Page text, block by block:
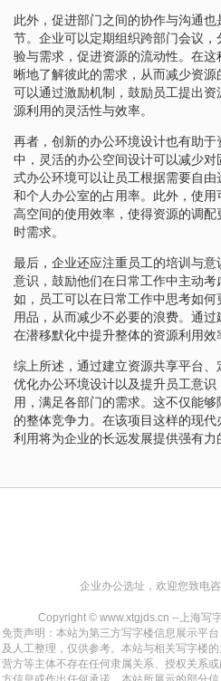
此外，促进部门之间的协作与沟通
节。企业可以定期组织跨部门会议
验与需求，促进资源的流动性。在
晰地了解彼此的需求，从而减少资
可以通过激励机制，鼓励员工提出
源利用的灵活性与效率。
再者，创新的办公环境设计也有助
中，灵活的办公空间设计可以减少
式办公环境可以让员工根据需要自
和个人办公室的占用率。此外，使
高空间的使用效率，使得资源的调
时需求。
最后，企业还应注重员工的培训与
意识，鼓励他们在日常工作中主动考
如，员工可以在日常工作中思考如
用品，从而减少不必要的浪费。通
在潜移默化中提升整体的资源利用效
综上所述，通过建立资源共享平台、
优化办公环境设计以及提升员工意识
用，满足各部门的需求。这不仅能
的整体竞争力。在该项目这样的现
利用将为企业的长远发展提供强有力
企业办公选址，欢迎您致电咨
Copyright © www.xtgjds.cn --上海写
免责声明：本站为第三方写字楼信息展示平
及人工整理，仅供参考。本站与相关写字楼
营方等主体不存在任何隶属关系、授权关系